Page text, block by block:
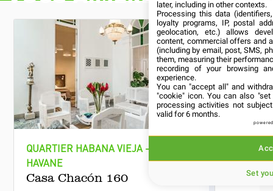
QUARTIER HABANA VIEJA - LA
HAVANE
Casa Chacón 160
HAVANE
Casa
later, including in other contexts.
Processing this data
loyalty programs, IP, postal
geolocation, etc.) allows
content, commercial offers and
(including by email, post, SMS,
them, measuring their
recording of your browsing
experience.
You can "accept all" and
"cookie" icon. You can also
processing activities not
valid for 6 months.
Set